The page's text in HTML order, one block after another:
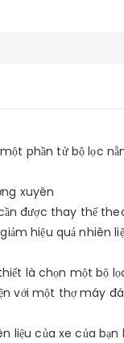
phần tử bộ lọc
xuyên
được thay thế
hiệu quả
là chọn một bộ
với một thợ máy
liệu của xe của